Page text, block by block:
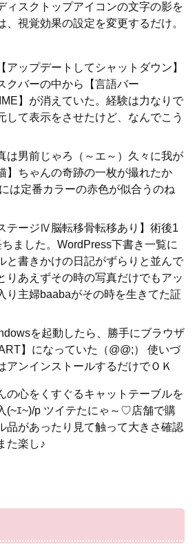
ィスクトップアイコンの文字の影を
、視覚効果の設定を変更するだけ。
アップデートしてシャットダウン】
クバーの中から【言語バー
】が消えていた。経験は力なりで
して表示をさせたけど、なんでこう
は男前じゃろ（～エ～）久々に我が
】ちゃんの奇跡の一枚が撮れたか
は定番カラーの赤色が似合うのね
テージⅣ脳転移骨転移あり】術後1
ました。WordPress下書き一覧に
と書きかけの日記がずらりと並んで
りあえずその時の写真だけでもアッ
り主婦baabaがその時を生きてた証
を起動したら、勝手にブラウザ
】になっていた（@@;） 使いづ
アンインストールするだけでＯＫ
の心をくすぐるキャットテーブルを
(~ｴ~)/p ツイテたにゃ～♡店舗で購
品があったり見て触って大きさ確認
た楽し♪